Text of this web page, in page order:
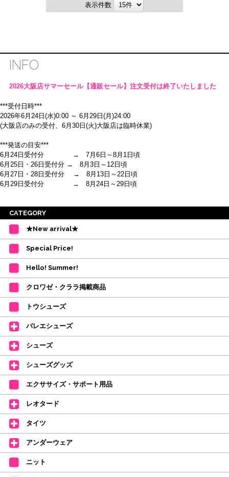
表示件数
INFO
2026大阪店サマーセール【通販セール】注文受付は終了いたしました
***受付日時***
2026年6月24日(水)0:00 ～ 6月29日(月)24:00
(大阪店のみの受付、6月30日(火)大阪店は臨時休業)
***発送の目安***
6月24日受付分 → 7月6日～8月1日頃
6月25日・26日受付分 → 8月3日～12日頃
6月27日・28日受付分 → 8月13日～22日頃
6月29日受付分 → 8月24日～29日頃
※ご注意
・受付順に発送を行いますので、日にち指定はお受けできません。上記の期
間を目安として下さい。
(目安は多少ずれこむ場合がございます。)
・在庫の確保は発送の直前に行います。カートに入れて注文完了となって
も、商品の確保はされておりません。
ご注文商品が在庫切れの場合は、上記お目安の頃にご連絡させていただき
ます。
カード決済をされたお客様は決済金額の変更をさせていただきます。
【ミルバ×たけいみき】オリジナルタオルが新登場!
レッスンのお供にはもちろん、毎日の持ち歩きやギフトにもぴったりのミル
バオリジナルタオルです。
たけいみきさんが描く「夢かわいい」バレエイラストが、そのままタオルに
なりました。
デラロミラノ2026コレクションの販売を開始しました☆
↑ご購入頂いたお客様に、デラロミラノのロゴ入りボールペンをプレゼント
中。
(お一人様1本限りになります)
価格改定のお知らせ
2026年4月1日よりシューズ全般、衣類など商品を値上げしました。
何卒ご理解いただけますようお願い申し上げます
【シューズのフィッティングについて】
全店、ご予約不要です(18:30まで)。タイツ・ソックス・トウパッドを
持参してください。
CATEGORY
★New arrival★
Special Price!
Hello! Summer!
クロワゼ・クララ掲載商品
トウシューズ
バレエシューズ
シューズ
シューズグッズ
エクササイズ・サポート用品
レオタード
タイツ
アンダーウェア
ニット